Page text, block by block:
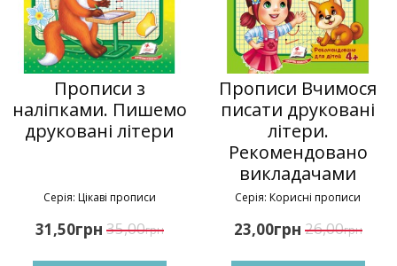
Прописи з
наліпками. Пишемо
друковані літери
Серія: Цікаві прописи
31,50грн 35,00грн
Прописи Вчимося
писати друковані
літери.
Рекомендовано
викладачами
Серія: Корисні прописи
23,00грн 26,00грн